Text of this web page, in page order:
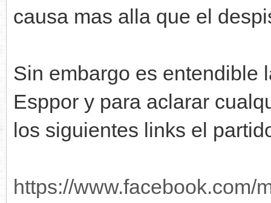
causa mas alla que el
Sin embargo es entendible
Esppor y para aclarar
los siguientes links el
https://www.facebook.com/